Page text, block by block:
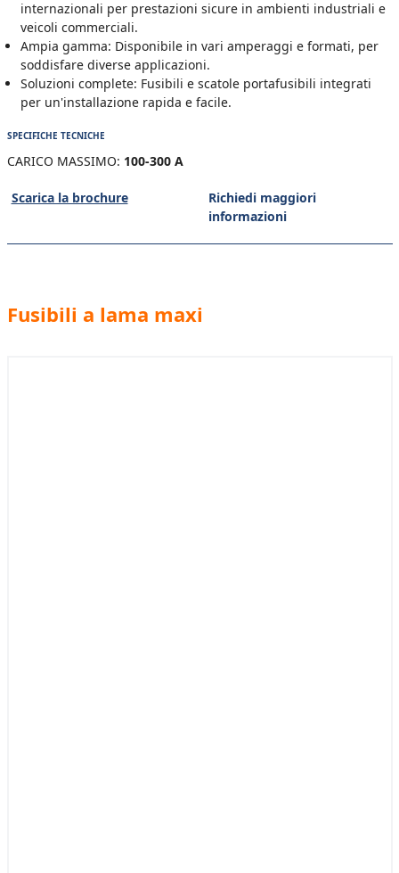
internazionali per prestazioni sicure in ambienti industriali e
veicoli commerciali.
Ampia gamma: Disponibile in vari amperaggi e formati, per
soddisfare diverse applicazioni.
Soluzioni complete: Fusibili e scatole portafusibili integrati
per un'installazione rapida e facile.
SPECIFICHE TECNICHE
CARICO MASSIMO: 100-300 A
Scarica la brochure
Richiedi maggiori
informazioni
Fusibili a lama maxi